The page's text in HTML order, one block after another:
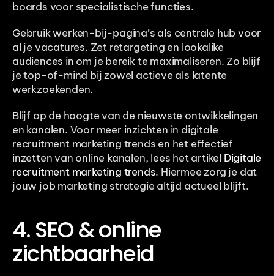
boards voor specialistische functies.
Gebruik werken-bij-pagina’s als centrale hub voor
al je vacatures. Zet retargeting en lookalike
audiences in om je bereik te maximaliseren. Zo blijf
je top-of-mind bij zowel actieve als latente
werkzoekenden.
Blijf op de hoogte van de nieuwste ontwikkelingen
en kanalen. Voor meer inzichten in digitale
recruitment marketing trends en het effectief
inzetten van online kanalen, lees het artikel Digitale
recruitment marketing trends. Hiermee zorg je dat
jouw job marketing strategie altijd actueel blijft.
4. SEO & online
zichtbaarheid